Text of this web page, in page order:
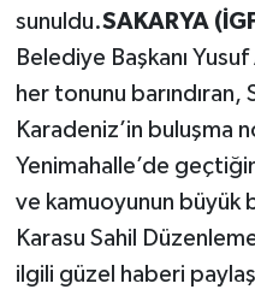
sunuldu.SAKARYA
Belediye Başkanı
her tonunu barındıran,
Karadeniz’in buluşma
Yenimahalle’de
ve kamuoyunun büyük
Karasu Sahil
ilgili güzel haberi